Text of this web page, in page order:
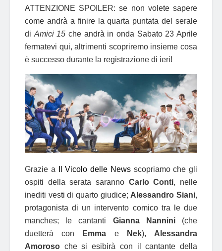
ATTENZIONE SPOILER: se non volete sapere
come andrà a finire la quarta puntata del serale
di Amici 15 che andrà in onda Sabato 23 Aprile
fermatevi qui, altrimenti scopriremo insieme cosa
è successo durante la registrazione di ieri!
Grazie a Il Vicolo delle Newsscopriamo che gli
ospiti della serata saranno Carlo Conti, nelle
inediti vesti di quarto giudice; Alessandro Siani,
protagonista di un intervento comico tra le due
manches; le cantanti Gianna Nannini(che
duetterà con
Emma e Nek), Alessandra
Amoroso che si esibirà con il cantante della